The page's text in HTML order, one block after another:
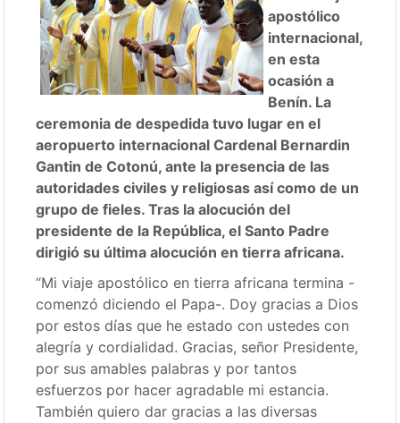
apostólico
internacional,
en esta
ocasión a
Benín. La
ceremonia de despedida tuvo lugar en el
aeropuerto internacional Cardenal Bernardin
Gantin de Cotonú, ante la presencia de las
autoridades civiles y religiosas así como de un
grupo de fieles. Tras la alocución del
presidente de la República, el Santo Padre
dirigió su última alocución en tierra africana.
“Mi viaje apostólico en tierra africana termina -
comenzó diciendo el Papa-. Doy gracias a Dios
por estos días que he estado con ustedes con
alegría y cordialidad. Gracias, señor Presidente,
por sus amables palabras y por tantos
esfuerzos por hacer agradable mi estancia.
También quiero dar gracias a las diversas